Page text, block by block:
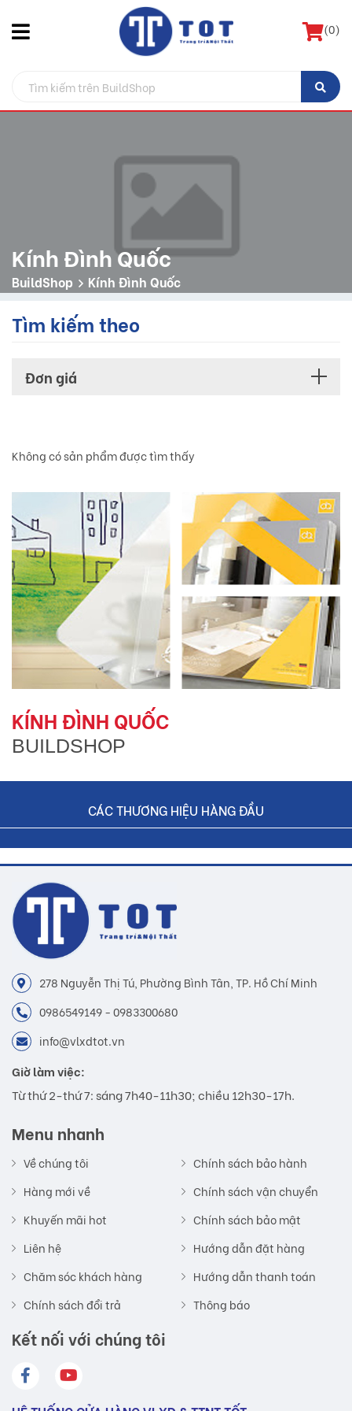
(0)
Kính Đình Quốc
BuildShop Kính Đình Quốc
Tìm kiếm theo
Đơn giá
Không có sản phẩm được tìm thấy
KÍNH ĐÌNH QUỐC
BUILDSHOP
CÁC THƯƠNG HIỆU HÀNG ĐẦU
278 Nguyễn Thị Tú, Phường Bình Tân, TP. Hồ Chí Minh
0986549149 - 0983300680
info@vlxdtot.vn
Giờ làm việc:
Từ thứ 2-thứ 7: sáng 7h40-11h30; chiều 12h30-17h.
Menu nhanh
Về chúng tôi
Hàng mới về
Khuyến mãi hot
Liên hệ
Chăm sóc khách hàng
Chính sách đổi trả
Chính sách bảo hành
Chính sách vận chuyển
Chính sách bảo mật
Hướng dẫn đặt hàng
Hướng dẫn thanh toán
Thông báo
Kết nối với chúng tôi